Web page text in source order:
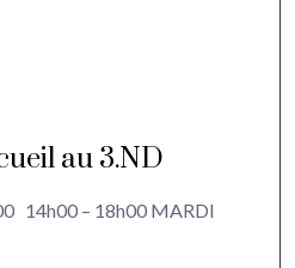
au 3.ND
– 18h00 MARDI